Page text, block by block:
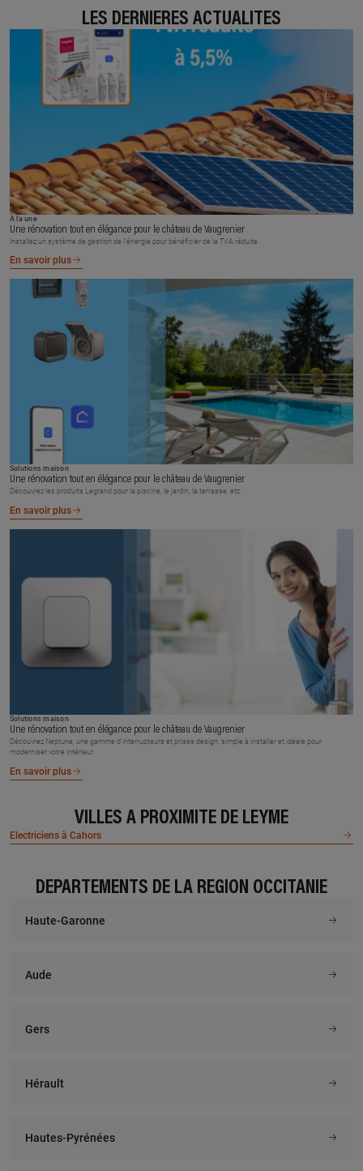
LES DERNIÈRES ACTUALITÉS
À la une
Une rénovation tout en élégance pour le château de Vaugrenier
Installez un système de gestion de l’énergie pour bénéficier de la TVA réduite.
En savoir plus
Solutions maison
Une rénovation tout en élégance pour le château de Vaugrenier
Découvrez les produits Legrand pour la piscine, le jardin, la terrasse, etc.
En savoir plus
Solutions maison
Une rénovation tout en élégance pour le château de Vaugrenier
Découvrez Neptune, une gamme d’interrupteurs et prises design, simple à installer et idéale pour
moderniser votre intérieur.
En savoir plus
VILLES À PROXIMITÉ DE LEYME
Electriciens à Cahors
DÉPARTEMENTS DE LA RÉGION OCCITANIE
Haute-Garonne
Aude
Gers
Hérault
Hautes-Pyrénées